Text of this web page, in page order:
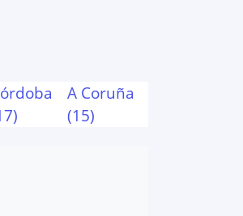
)
A Coruña
(15)